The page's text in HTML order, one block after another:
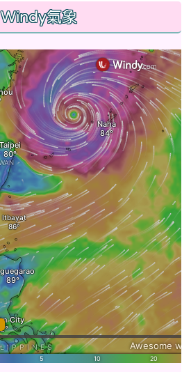
Windy氣象